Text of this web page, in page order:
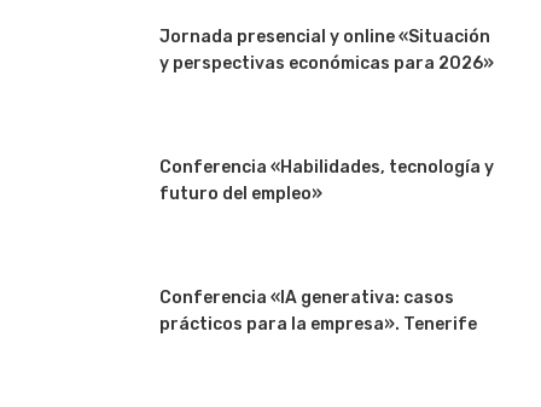
Jornada presencial y online «Situación
y perspectivas económicas para 2026»
Conferencia «Habilidades, tecnología y
futuro del empleo»
Conferencia «IA generativa: casos
prácticos para la empresa». Tenerife